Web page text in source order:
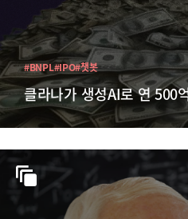
클라나가 생성AI로 연 500
#BNPL#IPO#챗봇